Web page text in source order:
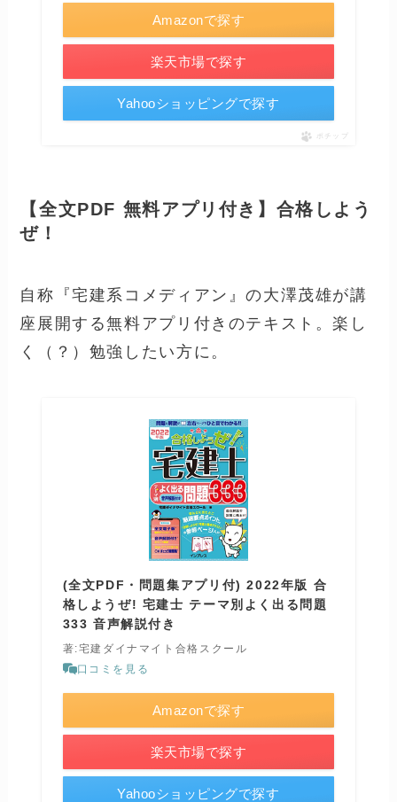
Amazonで探す
楽天市場で探す
Yahooショッピングで探す
ポチップ
【全文PDF 無料アプリ付き】合格しよう
ぜ！
自称『宅建系コメディアン』の大澤茂雄が講
座展開する無料アプリ付きのテキスト。楽し
く（？）勉強したい方に。
(全文PDF・問題集アプリ付) 2022年版 合
格しようぜ! 宅建士 テーマ別よく出る問題
333 音声解説付き
著:宅建ダイナマイト合格スクール
口コミを見る
Amazonで探す
楽天市場で探す
Yahooショッピングで探す